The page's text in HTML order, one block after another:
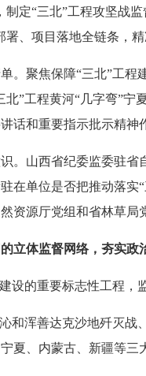
定“三北”工程攻坚战
、项目落地全链条，精
聚焦保障“三北”工程
北”工程黄河“几字弯”
话和重要指示批示精神
山西省纪委监委驻省
在单位是否把推动落
资源厅党组和省林草局
立体监督网络，夯实政
的重要标志性工程，
浑善达克沙地歼灭战
夏、内蒙古、新疆等三